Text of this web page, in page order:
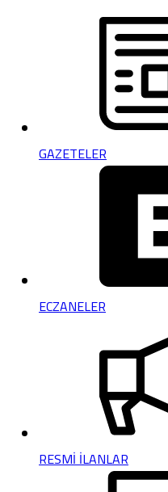
GAZETELER
ECZANELER
RESMİ İLANLAR